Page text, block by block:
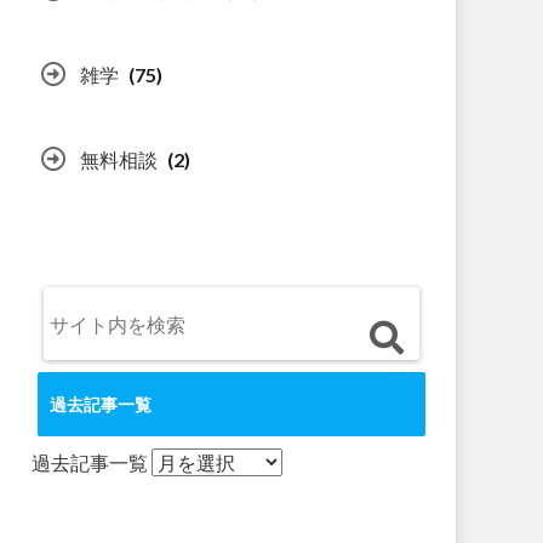
雑学 (75)
無料相談 (2)
過去記事一覧
過去記事一覧